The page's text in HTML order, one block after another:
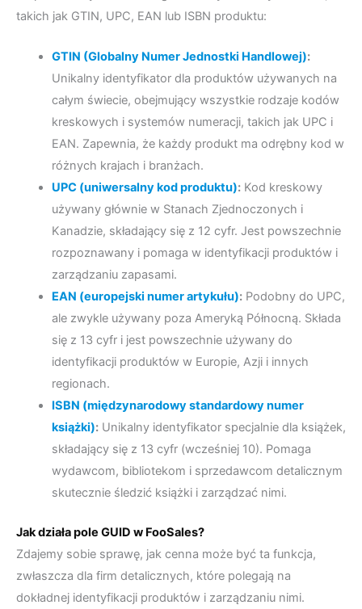
takich jak GTIN, UPC, EAN lub ISBN produktu:
GTIN (Globalny Numer Jednostki Handlowej):
Unikalny identyfikator dla produktów używanych na
całym świecie, obejmujący wszystkie rodzaje kodów
kreskowych i systemów numeracji, takich jak UPC i
EAN. Zapewnia, że każdy produkt ma odrębny kod w
różnych krajach i branżach.
UPC (uniwersalny kod produktu):Kod kreskowy
używany głównie w Stanach Zjednoczonych i
Kanadzie, składający się z 12 cyfr. Jest powszechnie
rozpoznawany i pomaga w identyfikacji produktów i
zarządzaniu zapasami.
EAN (europejski numer artykułu):Podobny do UPC,
ale zwykle używany poza Ameryką Północną. Składa
się z 13 cyfr i jest powszechnie używany do
identyfikacji produktów w Europie, Azji i innych
regionach.
ISBN (międzynarodowy standardowy numer
książki):Unikalny identyfikator specjalnie dla książek,
składający się z 13 cyfr (wcześniej 10). Pomaga
wydawcom, bibliotekom i sprzedawcom detalicznym
skutecznie śledzić książki i zarządzać nimi.
Jak działa pole GUID w FooSales?
Zdajemy sobie sprawę, jak cenna może być ta funkcja,
zwłaszcza dla firm detalicznych, które polegają na
dokładnej identyfikacji produktów i zarządzaniu nimi.